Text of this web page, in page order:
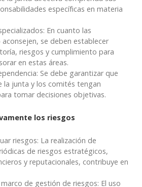
específicas en materia
En cuanto las
aconsejen, se deben establecer
riesgos y cumplimiento para
en estas áreas.
Se debe garantizar que
la junta y los comités tengan
tomar decisiones objetivas.
los riesgos
riesgos: La realización de
de riesgos estratégicos,
y reputacionales, contribuye en
de gestión de riesgos: El uso